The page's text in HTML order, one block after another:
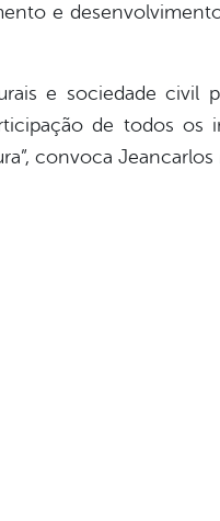
e
e sociedade civil
de todos os
convoca Jeancarlos